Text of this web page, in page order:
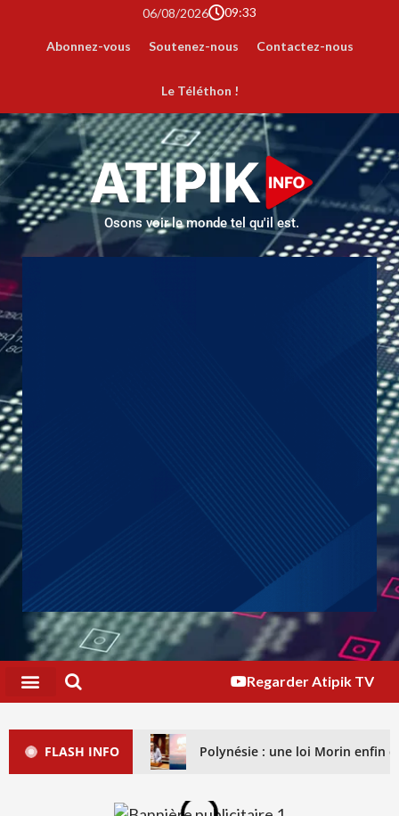
06/08/2026 09:33
Abonnez-vous Soutenez-nous Contactez-nous
Le Téléthon !
Osons voir le monde tel qu'il est.
Regarder Atipik TV
FLASH INFO Polynésie : une loi Morin enfin